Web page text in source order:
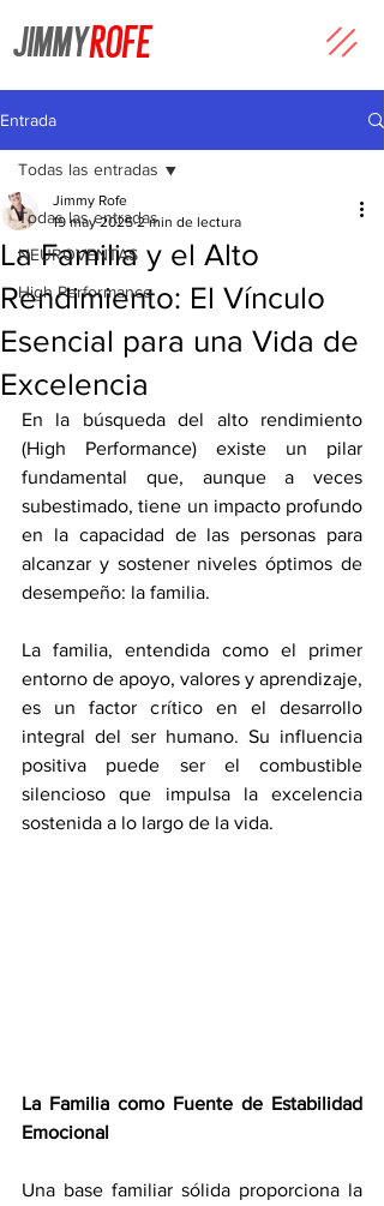
JIMMYROFE
Entrada
Todas las entradas
NEUROVENTAS
High Performance
Todas las entradas
La Familia y el Alto
Rendimiento: El Vínculo
Esencial para una Vida de
Excelencia
Jimmy Rofe
19 may 2025 2 min de lectura
En la búsqueda del alto rendimiento
(High Performance) existe un pilar
fundamental que, aunque a veces
subestimado, tiene un impacto profundo
en la capacidad de las personas para
alcanzar y sostener niveles óptimos de
desempeño: la familia.
La familia, entendida como el primer
entorno de apoyo, valores y aprendizaje,
es un factor crítico en el desarrollo
integral del ser humano. Su influencia
positiva puede ser el combustible
silencioso que impulsa la excelencia
sostenida a lo largo de la vida.
La Familia como Fuente de Estabilidad
Emocional
Una base familiar sólida proporciona la